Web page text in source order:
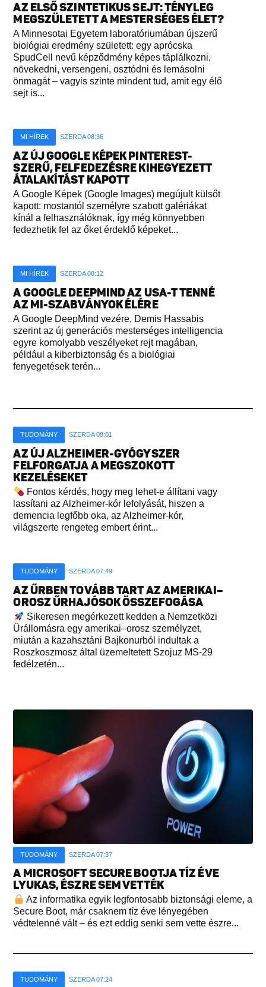
AZ ELSŐ SZINTETIKUS SEJT: TÉNYLEG
MEGSZÜLETETT A MESTERSÉGES ÉLET?
A Minnesotai Egyetem laboratóriumában újszerű
biológiai eredmény született: egy aprócska
SpudCell nevű képződmény képes táplálkozni,
növekedni, versengeni, osztódni és lemásolni
önmagát – vagyis szinte mindent tud, amit egy élő
sejt is...
MI HÍREK SZERDA 08:36
AZ ÚJ GOOGLE KÉPEK PINTEREST-
SZERŰ, FELFEDEZÉSRE KIHEGYEZETT
ÁTALAKÍTÁST KAPOTT
A Google Képek (Google Images) megújult külsőt
kapott: mostantól személyre szabott galériákat
kínál a felhasználóknak, így még könnyebben
fedezhetik fel az őket érdeklő képeket...
MI HÍREK SZERDA 08:12
A GOOGLE DEEPMIND AZ USA-T TENNÉ
AZ MI-SZABVÁNYOK ÉLÉRE
A Google DeepMind vezére, Demis Hassabis
szerint az új generációs mesterséges intelligencia
egyre komolyabb veszélyeket rejt magában,
például a kiberbiztonság és a biológiai
fenyegetések terén...
TUDOMÁNY SZERDA 08:01
AZ ÚJ ALZHEIMER-GYÓGYSZER
FELFORGATJA A MEGSZOKOTT
KEZELÉSEKET
Fontos kérdés, hogy meg lehet-e állítani vagy
lassítani az Alzheimer-kór lefolyását, hiszen a
demencia legfőbb oka, az Alzheimer-kór,
világszerte rengeteg embert érint...
TUDOMÁNY SZERDA 07:49
AZ ŰRBEN TOVÁBB TART AZ AMERIKAI–
OROSZ ŰRHAJÓSOK ÖSSZEFOGÁSA
Sikeresen megérkezett kedden a Nemzetközi
Űrállomásra egy amerikai–orosz személyzet,
miután a kazahsztáni Bajkonurból indultak a
Roszkoszmosz által üzemeltetett Szojuz MS-29
fedélzetén...
TUDOMÁNY SZERDA 07:37
A MICROSOFT SECURE BOOTJA TÍZ ÉVE
LYUKAS, ÉSZRE SEM VETTÉK
Az informatika egyik legfontosabb biztonsági eleme, a
Secure Boot, már csaknem tíz éve lényegében
védtelenné vált – és ezt eddig senki sem vette észre...
TUDOMÁNY SZERDA 07:24